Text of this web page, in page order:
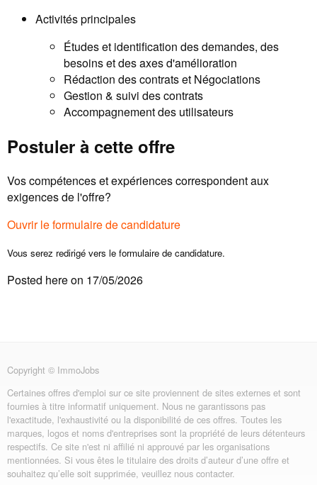
Activités principales
Études et identification des demandes, des
besoins et des axes d'amélioration
Rédaction des contrats et Négociations
Gestion & suivi des contrats
Accompagnement des utilisateurs
Postuler à cette offre
Vos compétences et expériences correspondent aux
exigences de l'offre?
Ouvrir le formulaire de candidature
Vous serez redirigé vers le formulaire de candidature.
Posted here on 17/05/2026
Copyright © ImmoJobs
Certaines offres d'emploi sur ce site proviennent de sites externes et sont
fournies à titre informatif uniquement. Nous ne garantissons pas
l'exactitude, l'exhaustivité ou la disponibilité de ces offres. Toutes les
marques, logos et noms d'entreprises sont la propriété de leurs détenteurs
respectifs. Ce site n'est ni affilié ni approuvé par les organisations
mentionnées. Si vous êtes le titulaire des droits d’auteur d’une offre et
souhaitez qu’elle soit supprimée, veuillez nous contacter.